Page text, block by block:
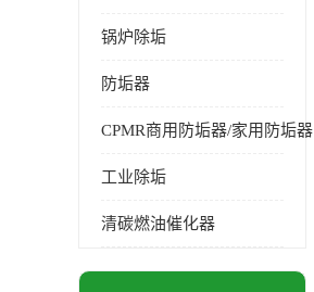
锅炉除垢
防垢器
CPMR商用防垢器/家用防垢器
工业除垢
清碳燃油催化器